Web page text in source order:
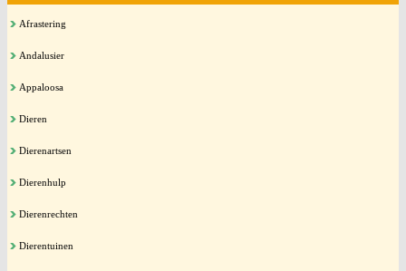
Afrastering
Andalusier
Appaloosa
Dieren
Dierenartsen
Dierenhulp
Dierenrechten
Dierentuinen